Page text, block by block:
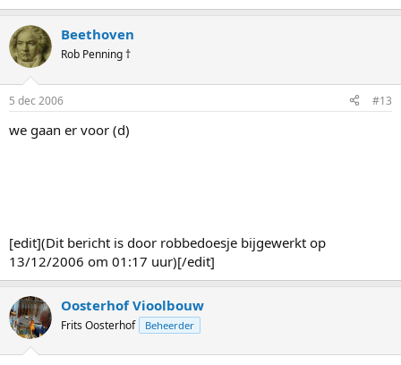
Beethoven
Rob Penning †
5 dec 2006 #13
we gaan er voor (d)
[edit](Dit bericht is door robbedoesje bijgewerkt op
13/12/2006 om 01:17 uur)[/edit]
Oosterhof Vioolbouw
Frits Oosterhof Beheerder